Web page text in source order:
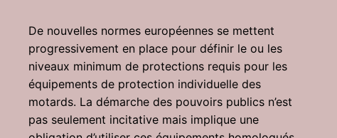
De nouvelles normes européennes se mettent
progressivement en place pour définir le ou les
niveaux minimum de protections requis pour les
équipements de protection individuelle des
motards. La démarche des pouvoirs publics n’est
pas seulement incitative mais implique une